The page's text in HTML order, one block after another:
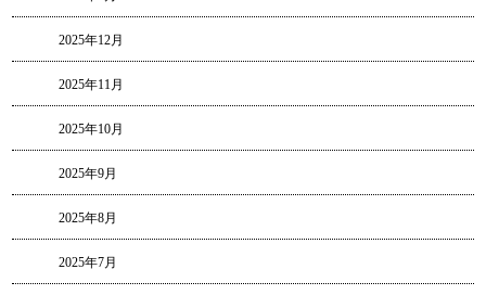
2025年12月
2025年11月
2025年10月
2025年9月
2025年8月
2025年7月